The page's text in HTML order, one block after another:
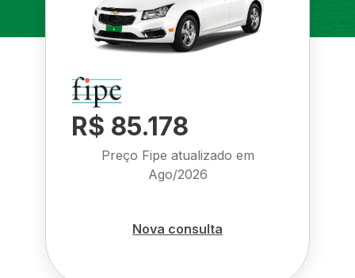
R$ 85.178
Preço Fipe atualizado em
Ago/2026
Nova consulta